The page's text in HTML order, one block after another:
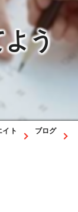
う
ト ブログ